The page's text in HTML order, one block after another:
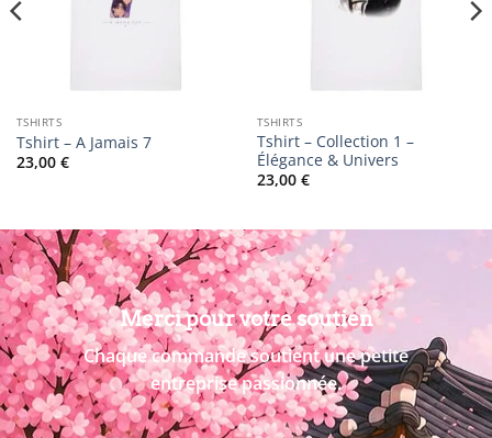
TSHIRTS
Tshirt – A Jamais 7
23,00 €
TSHIRTS
Tshirt – Collection 1 –
Élégance & Univers
23,00 €
Merci pour votre soutien
Chaque commande soutient une petite
entreprise passionnée.